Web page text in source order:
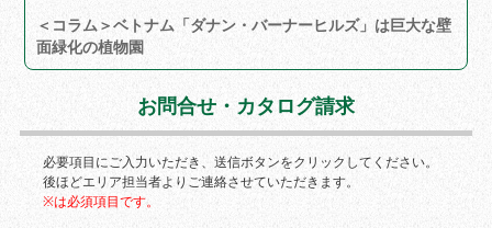
＜コラム＞ベトナム「ダナン・バーナーヒルズ」は巨大な壁
面緑化の植物園
お問合せ・カタログ請求
必要項目にご入力いただき、送信ボタンをクリックしてください。
後ほどエリア担当者よりご連絡させていただきます。
※は必須項目です。